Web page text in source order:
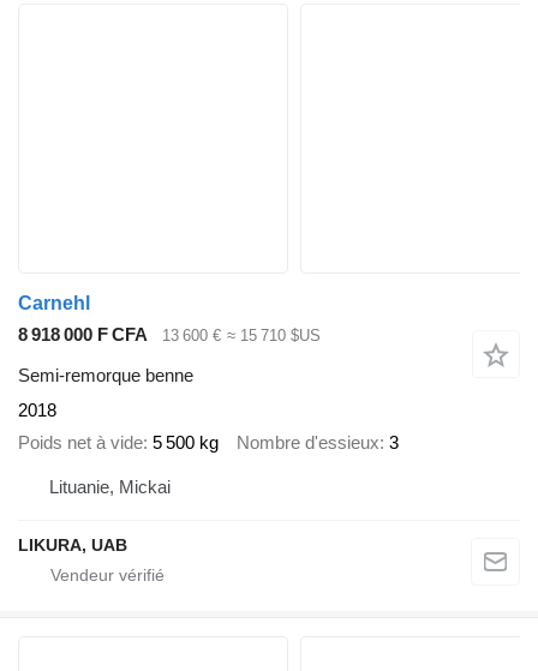
Carnehl
8 918 000 F CFA
13 600 € ≈ 15 710 $US
Semi-remorque benne
2018
Poids net à vide 5 500 kg Nombre d'essieux 3
Lituanie, Mickai
LIKURA, UAB